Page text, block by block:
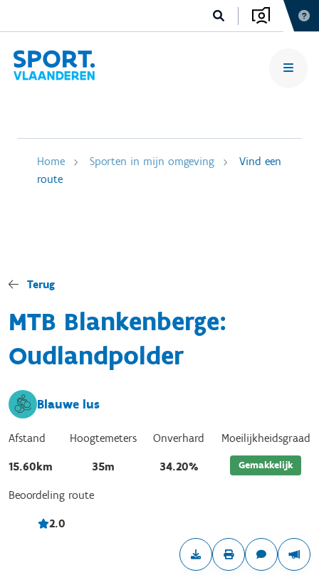
Home Sporten in mijn omgeving
Vind een
route
Terug
MTB Blankenberge:
Oudlandpolder
Blauwe lus
Afstand
15.60km
Hoogtemeters
35m
Onverhard
34.20%
Moeilijkheidsgraad
Gemakkelijk
Beoordeling route
2.0